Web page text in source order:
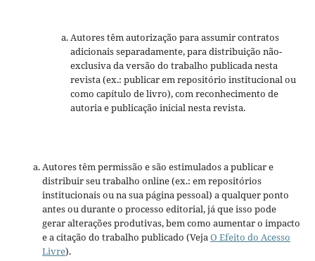
Autores têm autorização para assumir contratos
adicionais separadamente, para distribuição não-
exclusiva da versão do trabalho publicada nesta
revista (ex.: publicar em repositório institucional ou
como capítulo de livro), com reconhecimento de
autoria e publicação inicial nesta revista.
Autores têm permissão e são estimulados a publicar e
distribuir seu trabalho online (ex.: em repositórios
institucionais ou na sua página pessoal) a qualquer ponto
antes ou durante o processo editorial, já que isso pode
gerar alterações produtivas, bem como aumentar o impacto
e a citação do trabalho publicado (VejaO Efeito do Acesso
Livre).